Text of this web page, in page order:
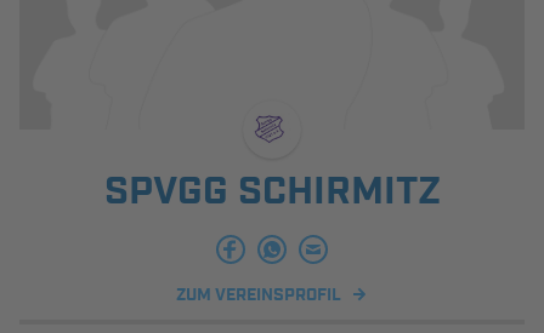
INFOTHEK SPIELPLUS
SPVGG SCHIRMITZ
ZUM VEREINSPROFIL